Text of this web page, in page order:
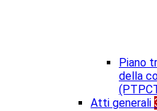
Piano
della
Atti generali